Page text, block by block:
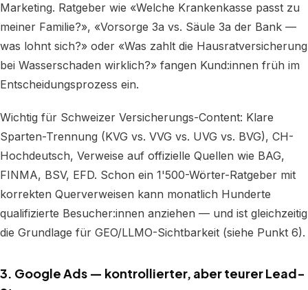
Marketing. Ratgeber wie «Welche Krankenkasse passt zu
meiner Familie?», «Vorsorge 3a vs. Säule 3a der Bank —
was lohnt sich?» oder «Was zahlt die Hausratversicherung
bei Wasserschaden wirklich?» fangen Kund:innen früh im
Entscheidungsprozess ein.
Wichtig für Schweizer Versicherungs-Content: Klare
Sparten-Trennung (KVG vs. VVG vs. UVG vs. BVG), CH-
Hochdeutsch, Verweise auf offizielle Quellen wie BAG,
FINMA, BSV, EFD. Schon ein 1'500-Wörter-Ratgeber mit
korrekten Querverweisen kann monatlich Hunderte
qualifizierte Besucher:innen anziehen — und ist gleichzeitig
die Grundlage für GEO/LLMO-Sichtbarkeit (siehe Punkt 6).
3. Google Ads — kontrollierter, aber teurer Lead-